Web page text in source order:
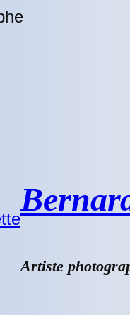
Artiste